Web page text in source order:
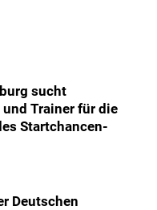
sucht
Trainer für die
Startchancen-
Deutschen